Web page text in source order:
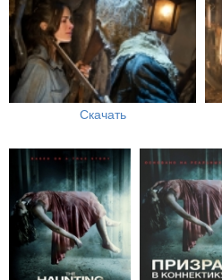
Скачать